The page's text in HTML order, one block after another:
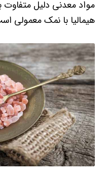
مواد معدنی دلیل
هیمالیا با نمک‌ معمولی